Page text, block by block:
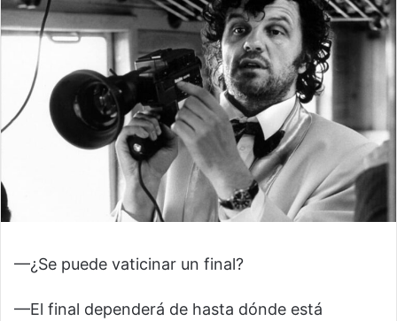
—¿Se puede vaticinar un final?
—El final dependerá de hasta dónde está